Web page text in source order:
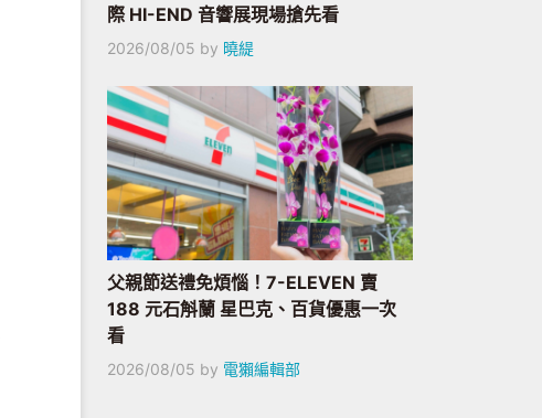
際 HI-END 音響展現場搶先看
2026/08/05 by 曉緹
父親節送禮免煩惱！7-ELEVEN 賣
188 元石斛蘭 星巴克、百貨優惠一次
看
2026/08/05 by 電獺編輯部